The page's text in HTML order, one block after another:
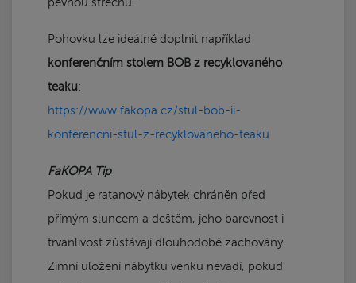
pevnou střechu.
Pohovku lze ideálně doplnit například
konferenčním stolem BOB z recyklovaného
teaku:
https://www.fakopa.cz/stul-bob-ii-
konferencni-stul-z-recyklovaneho-teaku
FaKOPA Tip
Pokud je ratanový nábytek chráněn před
přímým sluncem a deštěm, jeho barevnost i
trvanlivost zůstávají dlouhodobě zachovány.
Zimní uložení nábytku venku nevadí, pokud